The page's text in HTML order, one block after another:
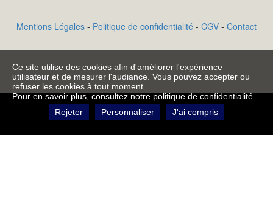
Mentions Légales - Politique de confidentialité - CGV - Contact
Ajoutez votre description de produit qui sera utile
pour vos clients. Ajoutez les propriétés exclusives de
votre produit qui inciteront les clients à vouloir
Ce site utilise des cookies afin d'améliorer l'expérience
utilisateur et de mesurer l'audiance. Vous pouvez accepter ou
refuser les cookies à tout moment.
Pour en savoir plus, consultez notre politique de confidentialité.
Rejeter
Personnaliser J'ai compris